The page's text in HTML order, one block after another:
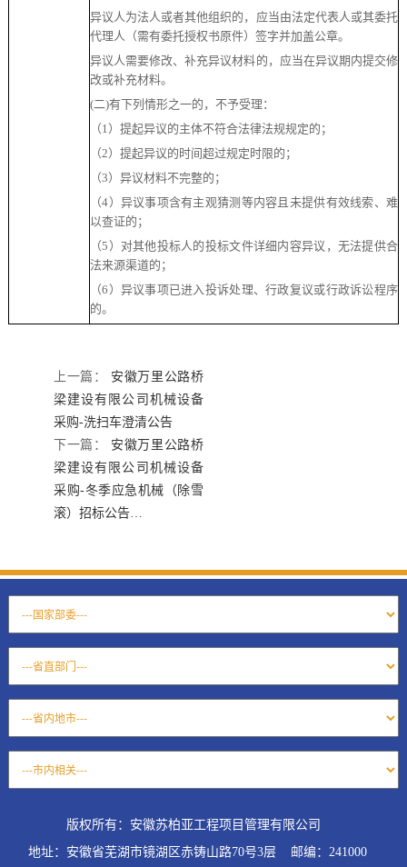
异议人为法人或者其他组织的，应当由法定代表人或其委托
代理人（需有委托授权书原件）签字并加盖公章。
异议人需要修改、补充异议材料的，应当在异议期内提交修
改或补充材料。
(二)有下列情形之一的，不予受理：
（1）提起异议的主体不符合法律法规规定的；
（2）提起异议的时间超过规定时限的；
（3）异议材料不完整的；
（4）异议事项含有主观猜测等内容且未提供有效线索、难
以查证的；
（5）对其他投标人的投标文件详细内容异议，无法提供合
法来源渠道的；
（6）异议事项已进入投诉处理、行政复议或行政诉讼程序
的。
上一篇： 安徽万里公路桥
梁建设有限公司机械设备
采购-洗扫车澄清公告
下一篇： 安徽万里公路桥
梁建设有限公司机械设备
采购-冬季应急机械（除雪
滚）招标公告…
版权所有：安徽苏柏亚工程项目管理有限公司
地址：安徽省芜湖市镜湖区赤铸山路70号3层 邮编：241000